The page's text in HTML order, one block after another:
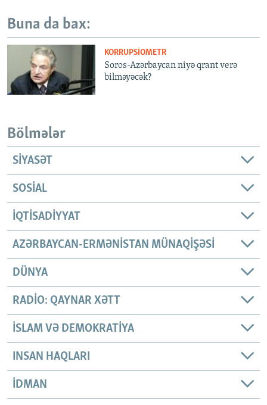
Buna da bax:
KORRUPSIOMETR
Soros-Azərbaycan niyə qrant verə
bilməyəcək?
Bölmələr
SIYASƏT
SOSIAL
İQTISADIYYAT
AZƏRBAYCAN-ERMƏNISTAN MÜNAQIŞƏSI
DÜNYA
RADIO: QAYNAR XƏTT
İSLAM VƏ DEMOKRATIYA
INSAN HAQLARI
İDMAN